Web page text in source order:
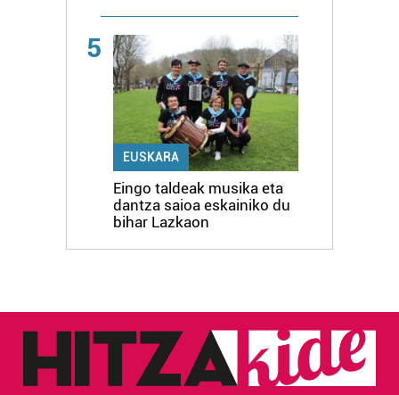
5
EUSKARA
Eingo taldeak musika eta
dantza saioa eskainiko du
bihar Lazkaon